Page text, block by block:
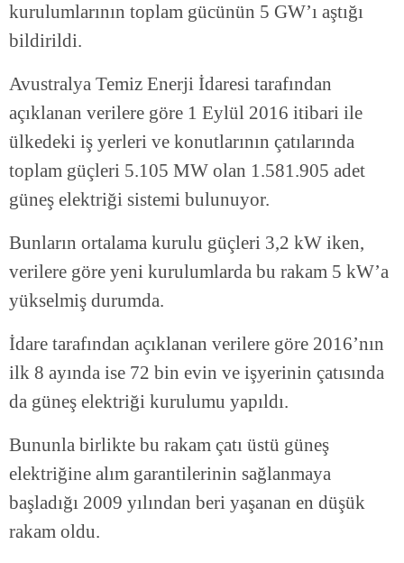
kurulumlarının toplam gücünün 5 GW’ı aştığı
bildirildi.
Avustralya Temiz Enerji İdaresi tarafından
açıklanan verilere göre 1 Eylül 2016 itibari ile
ülkedeki iş yerleri ve konutlarının çatılarında
toplam güçleri 5.105 MW olan 1.581.905 adet
güneş elektriği sistemi bulunuyor.
Bunların ortalama kurulu güçleri 3,2 kW iken,
verilere göre yeni kurulumlarda bu rakam 5 kW’a
yükselmiş durumda.
İdare tarafından açıklanan verilere göre 2016’nın
ilk 8 ayında ise 72 bin evin ve işyerinin çatısında
da güneş elektriği kurulumu yapıldı.
Bununla birlikte bu rakam çatı üstü güneş
elektriğine alım garantilerinin sağlanmaya
başladığı 2009 yılından beri yaşanan en düşük
rakam oldu.